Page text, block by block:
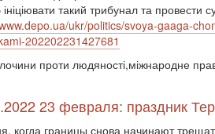
такий трибунал та провести
ukr/politics/svoya-gaaga-
202202231427681
проти людяності,міжнародне
23 февраля: праздник
когда границы снова начинают